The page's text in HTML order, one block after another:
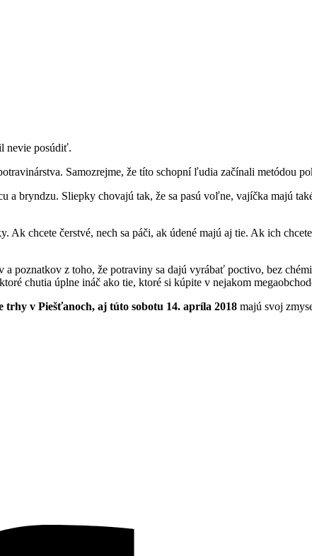
nevie posúdiť.
Samozrejme, že títo schopní ľudia začínali metódou
bryndzu. Sliepky chovajú tak, že sa pasú voľne, vajíčka majú
chcete čerstvé, nech sa páči, ak údené majú aj tie. Ak ich
z toho, že potraviny sa dajú vyrábať poctivo, bez
chutia úplne ináč ako tie, ktoré si kúpite v nejakom
trhy v Piešťanoch, aj túto sobotu 14. apríla 2018 majú svoj